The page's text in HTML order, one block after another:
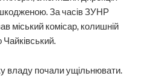
За часів ЗУНР
міський комісар, колишній
Чайківський.
владу почали ущільнювати.